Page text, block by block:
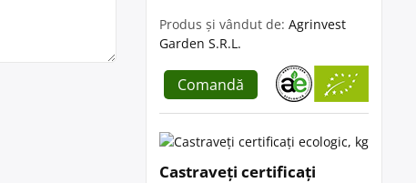
Produs și vândut de: Agrinvest
Garden S.R.L.
Comandă
Castraveți certificați